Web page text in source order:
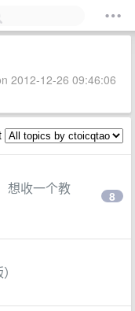
2012-12-26 09:46:06
想收一个教
8